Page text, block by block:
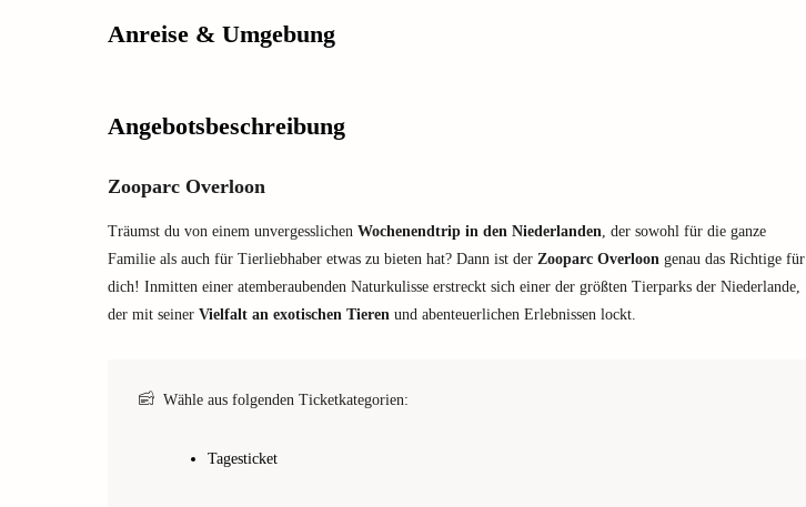
Anreise & Umgebung
Angebotsbeschreibung
Zooparc Overloon
Träumst du von einem unvergesslichen Wochenendtrip in den Niederlanden, der sowohl für die ganze
Familie als auch für Tierliebhaber etwas zu bieten hat? Dann ist der Zooparc Overloon genau das Richtige für
dich! Inmitten einer atemberaubenden Naturkulisse erstreckt sich einer der größten Tierparks der Niederlande,
der mit seiner Vielfalt an exotischen Tieren und abenteuerlichen Erlebnissen lockt.
Wähle aus folgenden Ticketkategorien:
Tagesticket